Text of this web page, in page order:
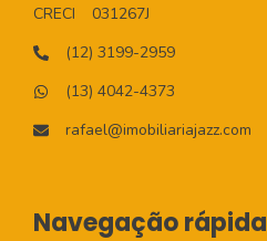
CRECI
031267J
(12) 3199-2959
(13) 4042-4373
rafael@imobiliariajazz.com
Navegação rápida